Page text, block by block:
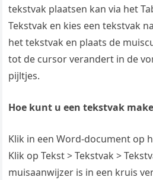
tekstvak plaatsen kan via het
Tekstvak en kies een tekstvak
het tekstvak en plaats de
tot de cursor verandert in de
pijltjes.
Hoe kunt u een tekstvak
Klik in een Word-document op
Klik op Tekst > Tekstvak >
muisaanwijzer is in een kruis